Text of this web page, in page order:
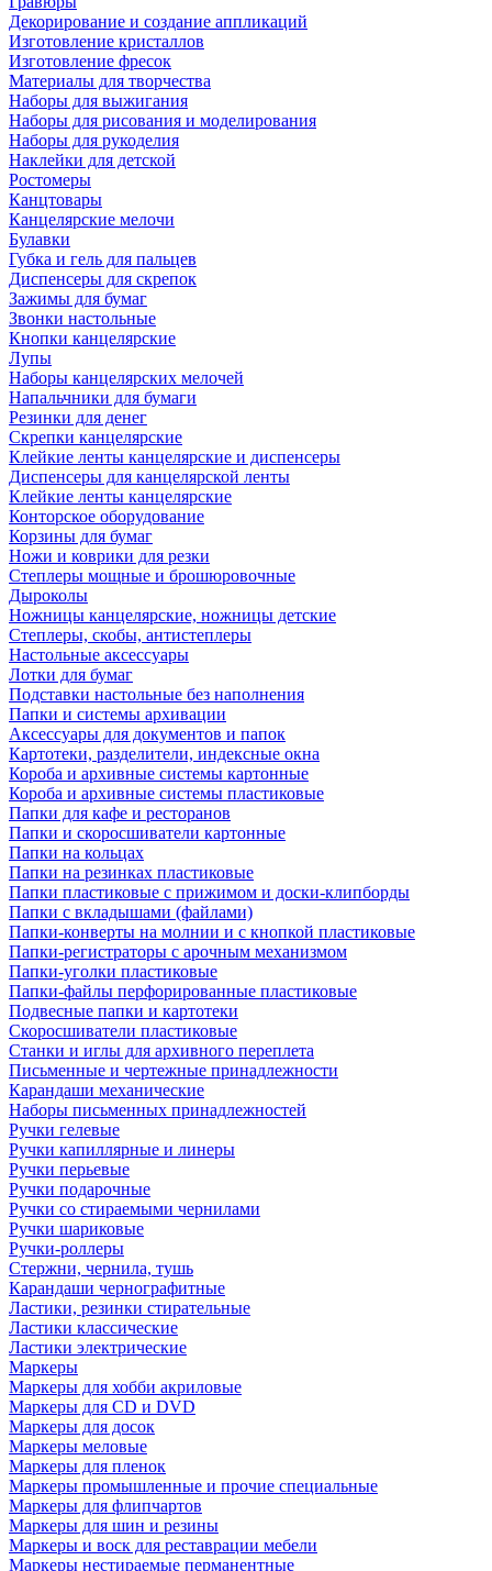
Декорирование и создание аппликаций
Изготовление кристаллов
Изготовление фресок
Материалы для творчества
Наборы для выжигания
Наборы для рисования и моделирования
Наборы для рукоделия
Наклейки для детской
Ростомеры
Канцтовары
Канцелярские мелочи
Булавки
Губка и гель для пальцев
Диспенсеры для скрепок
Зажимы для бумаг
Звонки настольные
Кнопки канцелярские
Лупы
Наборы канцелярских мелочей
Напальчники для бумаги
Резинки для денег
Скрепки канцелярские
Клейкие ленты канцелярские и диспенсеры
Диспенсеры для канцелярской ленты
Клейкие ленты канцелярские
Конторское оборудование
Корзины для бумаг
Ножи и коврики для резки
Степлеры мощные и брошюровочные
Дыроколы
Ножницы канцелярские, ножницы детские
Степлеры, скобы, антистеплеры
Настольные аксессуары
Лотки для бумаг
Подставки настольные без наполнения
Папки и системы архивации
Аксессуары для документов и папок
Картотеки, разделители, индексные окна
Короба и архивные системы картонные
Короба и архивные системы пластиковые
Папки для кафе и ресторанов
Папки и скоросшиватели картонные
Папки на кольцах
Папки на резинках пластиковые
Папки пластиковые с прижимом и доски-клипборды
Папки с вкладышами (файлами)
Папки-конверты на молнии и с кнопкой пластиковые
Папки-регистраторы с арочным механизмом
Папки-уголки пластиковые
Папки-файлы перфорированные пластиковые
Подвесные папки и картотеки
Скоросшиватели пластиковые
Станки и иглы для архивного переплета
Письменные и чертежные принадлежности
Карандаши механические
Наборы письменных принадлежностей
Ручки гелевые
Ручки капиллярные и линеры
Ручки перьевые
Ручки подарочные
Ручки со стираемыми чернилами
Ручки шариковые
Ручки-роллеры
Стержни, чернила, тушь
Карандаши чернографитные
Ластики, резинки стирательные
Ластики классические
Ластики электрические
Маркеры
Маркеры для хобби акриловые
Маркеры для CD и DVD
Маркеры для досок
Маркеры меловые
Маркеры для пленок
Маркеры промышленные и прочие специальные
Маркеры для флипчартов
Маркеры для шин и резины
Маркеры и воск для реставрации мебели
Маркеры нестираемые перманентные